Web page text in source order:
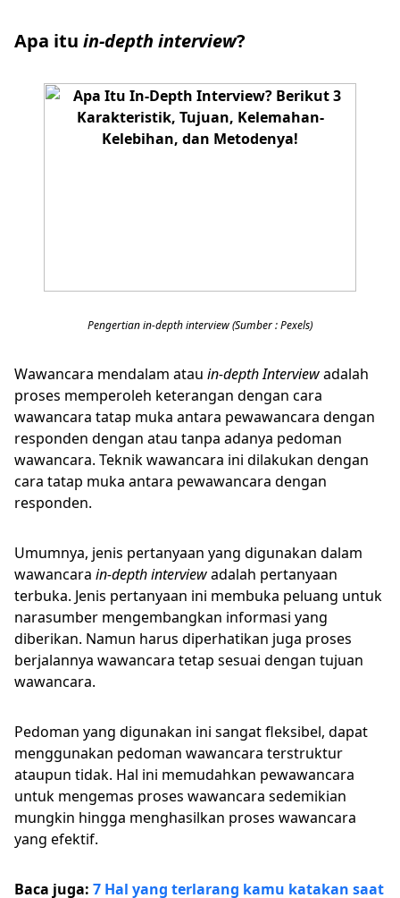
Apa itu in-depth interview?
Pengertian in-depth interview (Sumber : Pexels)
Wawancara mendalam atau in-depth Interviewadalah
proses memperoleh keterangan dengan cara
wawancara tatap muka antara pewawancara dengan
responden dengan atau tanpa adanya pedoman
wawancara. Teknik wawancara ini dilakukan dengan
cara tatap muka antara pewawancara dengan
responden.
Umumnya, jenis pertanyaan yang digunakan dalam
wawancara in-depth interviewadalah pertanyaan
terbuka. Jenis pertanyaan ini membuka peluang untuk
narasumber mengembangkan informasi yang
diberikan. Namun harus diperhatikan juga proses
berjalannya wawancara tetap sesuai dengan tujuan
wawancara.
Pedoman yang digunakan ini sangat fleksibel, dapat
menggunakan pedoman wawancara terstruktur
ataupun tidak. Hal ini memudahkan pewawancara
untuk mengemas proses wawancara sedemikian
mungkin hingga menghasilkan proses wawancara
yang efektif.
Baca juga: 7 Hal yang terlarang kamu katakan saat